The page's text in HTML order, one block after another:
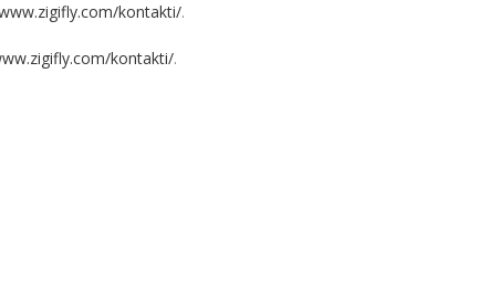
kontakti/.
kontakti/.